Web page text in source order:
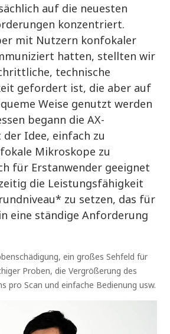
auf die neuesten
konzentriert.
mit Nutzern konfokaler
hatten, stellten wir
technische
gefordert ist, die aber auf
Weise genutzt werden
begann die AX-
Idee, einfach zu
Mikroskope zu
für Erstanwender geeignet
die Leistungsfähigkeit
zu setzen, das für
eine ständige Anforderung
ein großes Sehfeld für
Proben, die Vergrößerung des
pro Scan und einfache Bedienung usw.